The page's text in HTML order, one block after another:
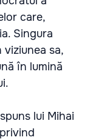
care,
Singura
sa,
în lumină
lui Mihai